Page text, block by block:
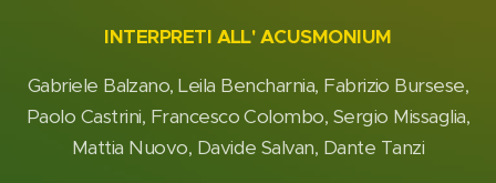
INTERPRETI ALL' ACUSMONIUM
Gabriele Balzano, Leila Bencharnia, Fabrizio Bursese,
Paolo Castrini, Francesco Colombo, Sergio Missaglia,
Mattia Nuovo, Davide Salvan, Dante Tanzi